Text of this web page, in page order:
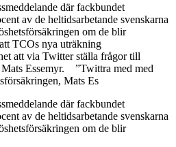
där fackbundet
av de heltidsarbetande svenskarna
om de blir
TCOs nya uträkning
att via Twitter ställa frågor till
Mats Essemyr. ”Twittra med med
Mats Es
där fackbundet
av de heltidsarbetande svenskarna
om de blir